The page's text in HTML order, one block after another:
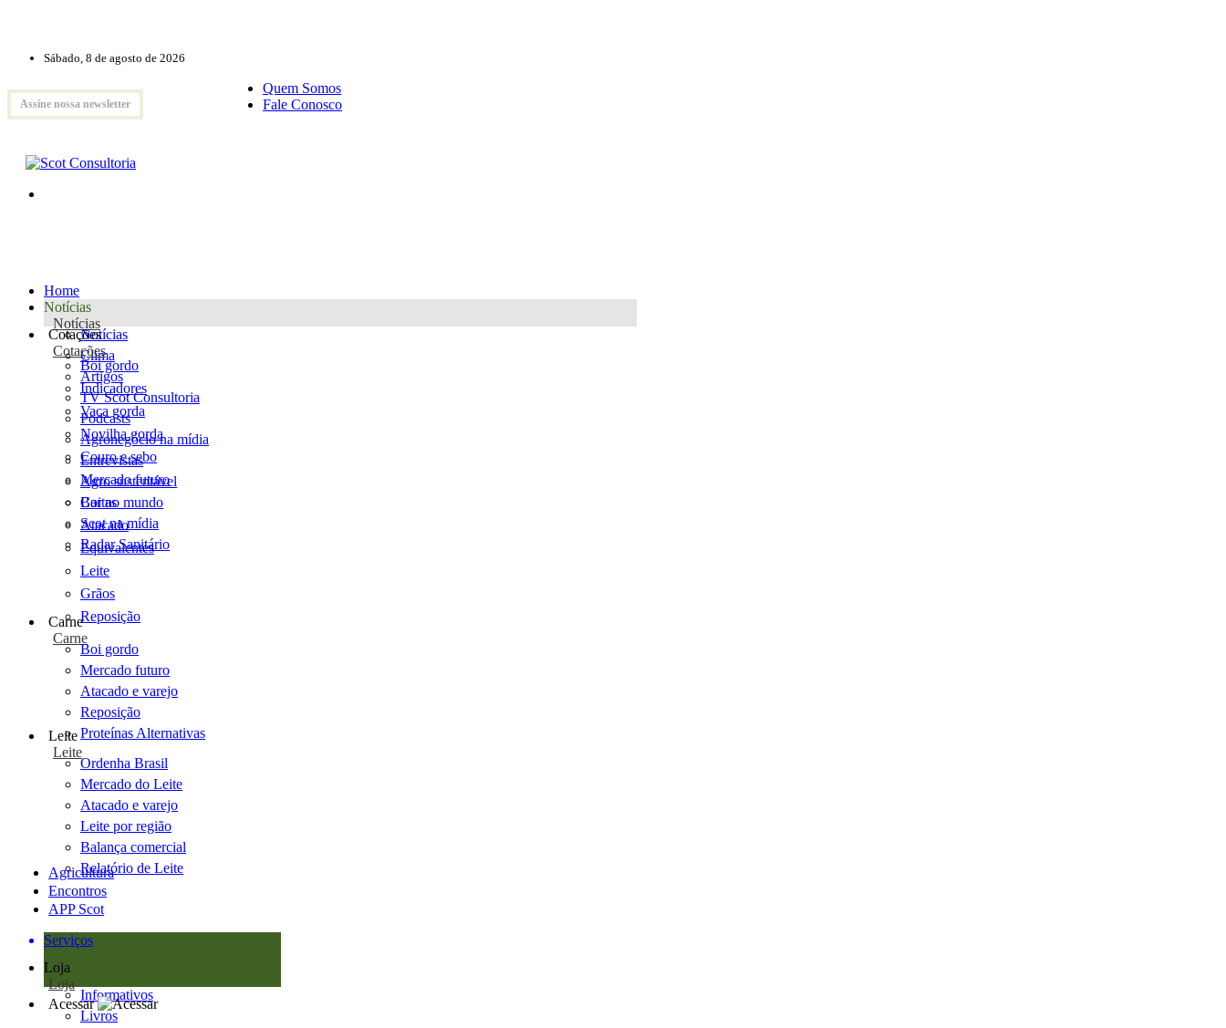
Sábado, 8 de agosto de 2026
Assine nossa newsletter
Quem Somos
Fale Conosco
Home
Notícias
Notícias
Notícias
Clima
Artigos
TV Scot Consultoria
Podcasts
Agronegócio na mídia
Entrevistas
Agro sustentável
Cartas
Scot na mídia
Radar Sanitário
Cotações
Cotações
Boi gordo
Indicadores
Vaca gorda
Novilha gorda
Couro e sebo
Mercado futuro
Boi no mundo
Atacado
Equivalentes
Leite
Grãos
Reposição
Carne
Carne
Boi gordo
Mercado futuro
Atacado e varejo
Reposição
Proteínas Alternativas
Leite
Leite
Ordenha Brasil
Mercado do Leite
Atacado e varejo
Leite por região
Balança comercial
Relatório de Leite
Agricultura
Encontros
APP Scot
Serviços
Loja
Loja
Informativos
Livros
Acessar